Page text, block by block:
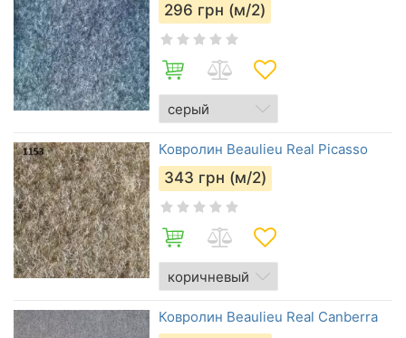
296 грн (м/2)
Ковролин Beaulieu Real Picasso
343 грн (м/2)
Ковролин Beaulieu Real Canberra